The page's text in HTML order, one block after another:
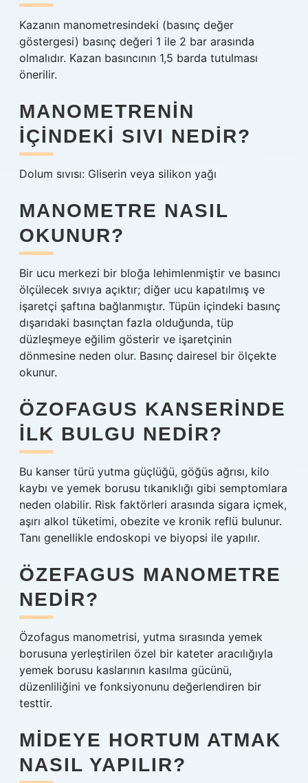
Kazanın manometresindeki (basınç değer
göstergesi) basınç değeri 1 ile 2 bar arasında
olmalıdır. Kazan basıncının 1,5 barda tutulması
önerilir.
MANOMETRENIN
IÇINDEKI SIVI NEDIR?
Dolum sıvısı: Gliserin veya silikon yağı
MANOMETRE NASIL
OKUNUR?
Bir ucu merkezi bir bloğa lehimlenmiştir ve basıncı
ölçülecek sıvıya açıktır; diğer ucu kapatılmış ve
işaretçi şaftına bağlanmıştır. Tüpün içindeki basınç
dışarıdaki basınçtan fazla olduğunda, tüp
düzleşmeye eğilim gösterir ve işaretçinin
dönmesine neden olur. Basınç dairesel bir ölçekte
okunur.
ÖZOFAGUS KANSERINDE
ILK BULGU NEDIR?
Bu kanser türü yutma güçlüğü, göğüs ağrısı, kilo
kaybı ve yemek borusu tıkanıklığı gibi semptomlara
neden olabilir. Risk faktörleri arasında sigara içmek,
aşırı alkol tüketimi, obezite ve kronik reflü bulunur.
Tanı genellikle endoskopi ve biyopsi ile yapılır.
ÖZEFAGUS MANOMETRE
NEDIR?
Özofagus manometrisi, yutma sırasında yemek
borusuna yerleştirilen özel bir kateter aracılığıyla
yemek borusu kaslarının kasılma gücünü,
düzenliliğini ve fonksiyonunu değerlendiren bir
testtir.
MIDEYE HORTUM ATMAK
NASIL YAPILIR?